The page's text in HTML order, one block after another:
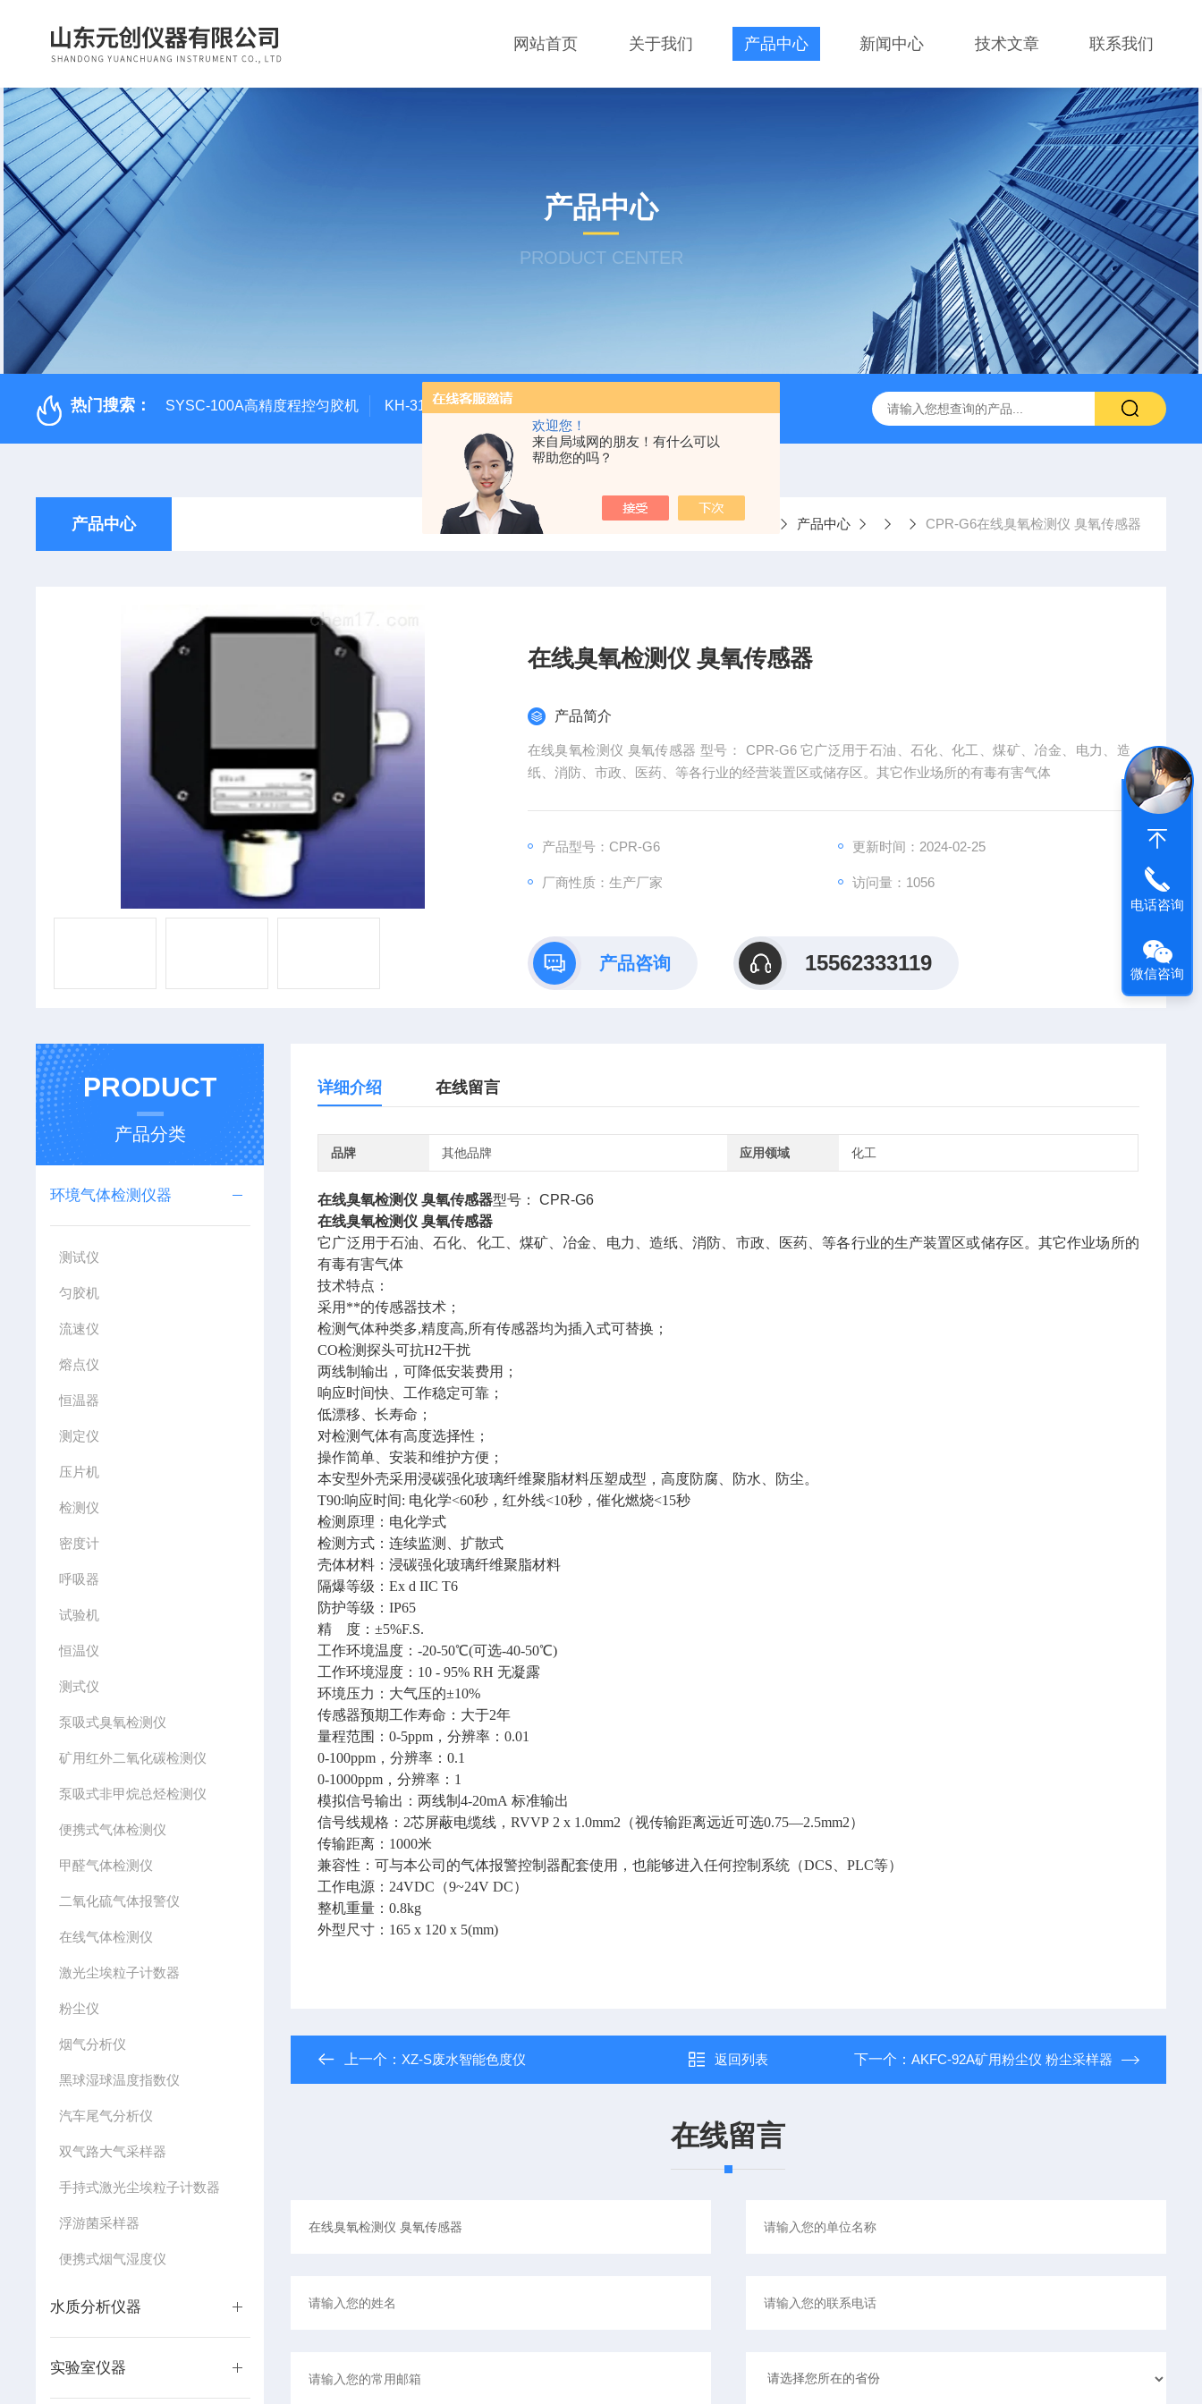
欢迎您！
来自局域网的朋友！有什么可以
帮助您的吗？
网站首页 关于我们 产品中心 新闻中心 技术文章 联系我们
产品中心
PRODUCT CENTER
热门搜索： SYSC-100A高精度程控匀胶机 KH-3100新型全能型薄层色谱扫描仪 CS-300轨道式摇床 JKG-203新型冷原子吸收测汞仪
产品中心 当前位置：首页 产品中心 CPR-G6在线臭氧检测仪 臭氧传感器
在线臭氧检测仪 臭氧传感器
产品简介
在线臭氧检测仪 臭氧传感器 型号： CPR-G6 它广泛用于石油、石化、化工、煤矿、冶金、电力、造
纸、消防、市政、医药、等各行业的经营装置区或储存区。其它作业场所的有毒有害气体
产品型号：CPR-G6 更新时间：2024-02-25
厂商性质：生产厂家 访问量：1056
产品咨询 15562333119
PRODUCT
产品分类
环境气体检测仪器
测试仪
匀胶机
流速仪
熔点仪
恒温器
测定仪
压片机
检测仪
密度计
呼吸器
试验机
恒温仪
测式仪
泵吸式臭氧检测仪
矿用红外二氧化碳检测仪
泵吸式非甲烷总烃检测仪
便携式气体检测仪
甲醛气体检测仪
二氧化硫气体报警仪
在线气体检测仪
激光尘埃粒子计数器
粉尘仪
烟气分析仪
黑球湿球温度指数仪
汽车尾气分析仪
双气路大气采样器
手持式激光尘埃粒子计数器
浮游菌采样器
便携式烟气湿度仪
水质分析仪器
实验室仪器
详细介绍 在线留言
品牌 其他品牌 应用领域 化工
在线臭氧检测仪 臭氧传感器型号： CPR-G6
在线臭氧检测仪 臭氧传感器
它广泛用于石油、石化、化工、煤矿、冶金、电力、造纸、消防、市政、医药、等各行业的生产装置区或储存区。其它作业场所的
有毒有害气体
技术特点：
采用**的传感器技术；
检测气体种类多,精度高,所有传感器均为插入式可替换；
CO检测探头可抗H2干扰
两线制输出，可降低安装费用；
响应时间快、工作稳定可靠；
低漂移、长寿命；
对检测气体有高度选择性；
操作简单、安装和维护方便；
本安型外壳采用浸碳强化玻璃纤维聚脂材料压塑成型，高度防腐、防水、防尘。
T90:响应时间: 电化学<60秒，红外线<10秒，催化燃烧<15秒
检测原理：电化学式
检测方式：连续监测、扩散式
壳体材料：浸碳强化玻璃纤维聚脂材料
隔爆等级：Ex d IIC T6
防护等级：IP65
精 度：±5%F.S.
工作环境温度：-20-50℃(可选-40-50℃)
工作环境湿度：10 - 95% RH 无凝露
环境压力：大气压的±10%
传感器预期工作寿命：大于2年
量程范围：0-5ppm，分辨率：0.01
0-100ppm，分辨率：0.1
0-1000ppm，分辨率：1
模拟信号输出：两线制4-20mA 标准输出
信号线规格：2芯屏蔽电缆线，RVVP 2 x 1.0mm2（视传输距离远近可选0.75—2.5mm2）
传输距离：1000米
兼容性：可与本公司的气体报警控制器配套使用，也能够进入任何控制系统（DCS、PLC等）
工作电源：24VDC（9~24V DC）
整机重量：0.8kg
外型尺寸：165 x 120 x 5(mm)
上一个： XZ-S废水智能色度仪 返回列表 下一个： AKFC-92A矿用粉尘仪 粉尘采样器
在线留言
电话咨询
微信咨询